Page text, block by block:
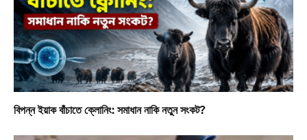
বিপন্ন ইয়াক বাঁচাতে ক্লোনিং: সমাধান নাকি নতুন সংকট?